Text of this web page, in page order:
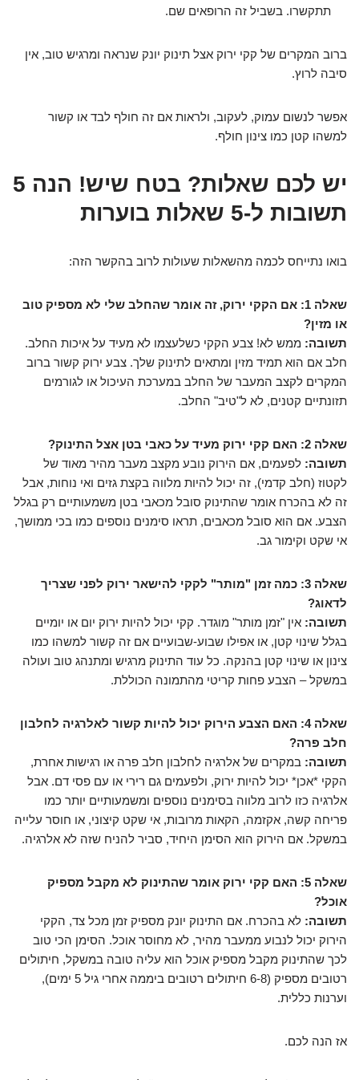
תתקשרו. בשביל זה הרופאים שם.
ברוב המקרים של קקי ירוק אצל תינוק יונק שנראה ומרגיש טוב, אין
סיבה לרוץ.
אפשר לנשום עמוק, לעקוב, ולראות אם זה חולף לבד או קשור
למשהו קטן כמו צינון חולף.
יש לכם שאלות? בטח שיש! הנה 5
תשובות ל-5 שאלות בוערות
בואו נתייחס לכמה מהשאלות שעולות לרוב בהקשר הזה:
שאלה 1: אם הקקי ירוק, זה אומר שהחלב שלי לא מספיק טוב
או מזין?
תשובה: ממש לא! צבע הקקי כשלעצמו לא מעיד על איכות החלב.
חלב אם הוא תמיד מזין ומתאים לתינוק שלך. צבע ירוק קשור ברוב
המקרים לקצב המעבר של החלב במערכת העיכול או לגורמים
תזונתיים קטנים, לא ל"טיב" החלב.
שאלה 2: האם קקי ירוק מעיד על כאבי בטן אצל התינוק?
תשובה: לפעמים, אם הירוק נובע מקצב מעבר מהיר מאוד של
לקטוז (חלב קדמי), זה יכול להיות מלווה בקצת גזים ואי נוחות, אבל
זה לא בהכרח אומר שהתינוק סובל מכאבי בטן משמעותיים רק בגלל
הצבע. אם הוא סובל מכאבים, תראו סימנים נוספים כמו בכי ממושך,
אי שקט וקימור גב.
שאלה 3: כמה זמן "מותר" לקקי להישאר ירוק לפני שצריך
לדאוג?
תשובה: אין "זמן מותר" מוגדר. קקי יכול להיות ירוק יום או יומיים
בגלל שינוי קטן, או אפילו שבוע-שבועיים אם זה קשור למשהו כמו
צינון או שינוי קטן בהנקה. כל עוד התינוק מרגיש ומתנהג טוב ועולה
במשקל – הצבע פחות קריטי מהתמונה הכוללת.
שאלה 4: האם הצבע הירוק יכול להיות קשור לאלרגיה לחלבון
חלב פרה?
תשובה: במקרים של אלרגיה לחלבון חלב פרה או רגישות אחרת,
הקקי *אכן* יכול להיות ירוק, ולפעמים גם רירי או עם פסי דם. אבל
אלרגיה כזו לרוב מלווה בסימנים נוספים ומשמעותיים יותר כמו
פריחה קשה, אקזמה, הקאות מרובות, אי שקט קיצוני, או חוסר עלייה
במשקל. אם הירוק הוא הסימן היחיד, סביר להניח שזה לא אלרגיה.
שאלה 5: האם קקי ירוק אומר שהתינוק לא מקבל מספיק
אוכל?
תשובה: לא בהכרח. אם התינוק יונק מספיק זמן מכל צד, הקקי
הירוק יכול לנבוע ממעבר מהיר, לא מחוסר אוכל. הסימן הכי טוב
לכך שהתינוק מקבל מספיק אוכל הוא עליה טובה במשקל, חיתולים
רטובים מספיק (6-8 חיתולים רטובים ביממה אחרי גיל 5 ימים),
וערנות כללית.
אז הנה לכם.